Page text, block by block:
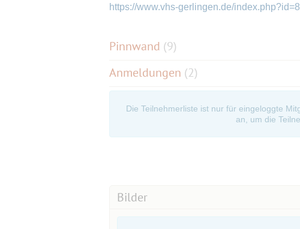
https://www.vhs-gerlingen.de/
Pinnwand (9)
Anmeldungen (2)
Die Teilnehmerliste ist nur für eingeloggte
an, um die
Bilder